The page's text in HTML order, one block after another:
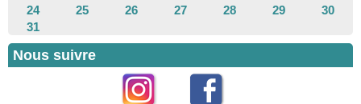
24
25 26 27 28 29
30
31
Nous suivre